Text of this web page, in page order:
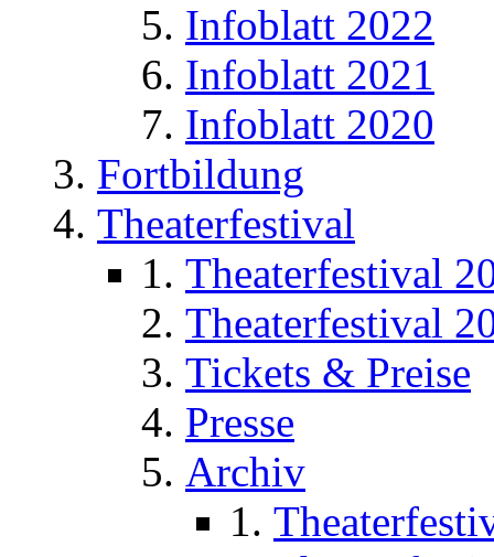
Infoblatt 2022
Infoblatt 2021
Infoblatt 2020
Fortbildung
Theaterfestival
Theaterfestival
Theaterfestival
Tickets & Preise
Presse
Archiv